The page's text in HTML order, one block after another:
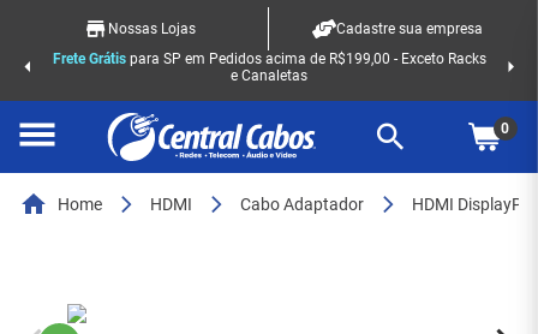
Nossas Lojas
Cadastre sua empresa
Frete Grátispara SP em Pedidos acima de R$199,00 - Exceto Racks
e Canaletas
0
Home HDMI Cabo Adaptador HDMI